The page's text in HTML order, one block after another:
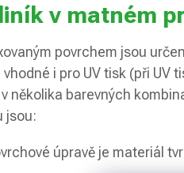
v matném
povrchem jsou
i pro UV tisk (při UV
několika barevných
jsou:
úpravě je materiál